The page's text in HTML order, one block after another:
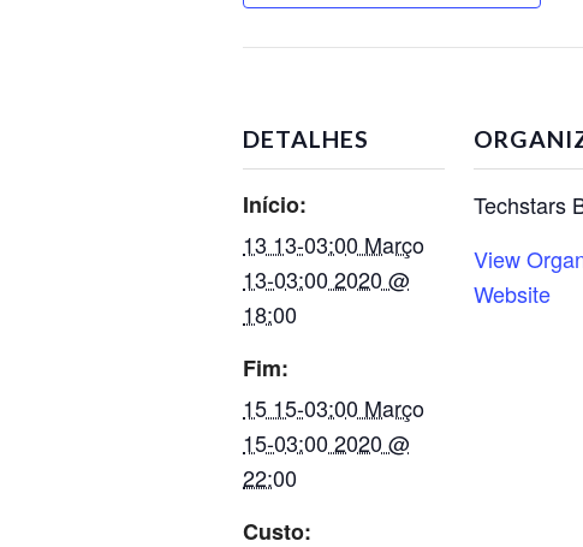
DETALHES
Início:
13 13-03:00 Março
13-03:00 2020 @
18:00
Fim:
15 15-03:00 Março
15-03:00 2020 @
22:00
Custo:
Techstars
View
Website